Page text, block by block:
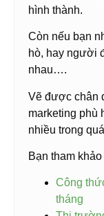
hình thành.
Còn nếu bạn
hò, hay người
nhau….
Vẽ được chân
marketing phù
nhiều trong
Bạn tham khảo
Công
tháng